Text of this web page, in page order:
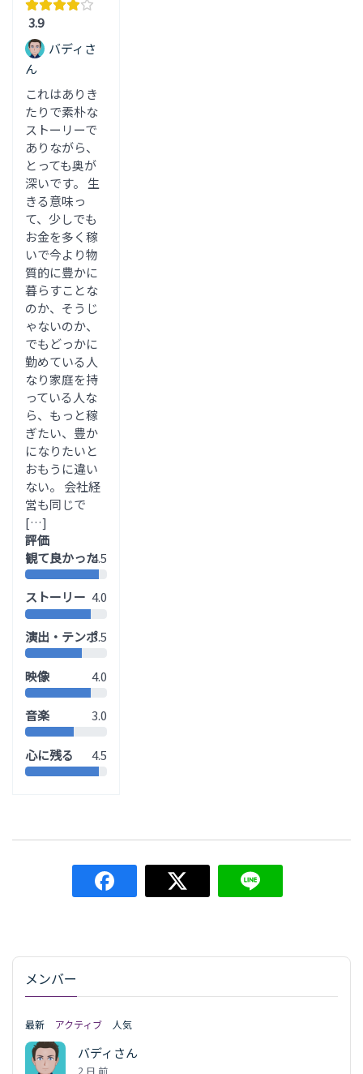
3.9
バディさ
ん
これはありき
たりで素朴な
ストーリーで
ありながら、
とっても奥が
深いです。 生
きる意味っ
て、少しでも
お金を多く稼
いで今より物
質的に豊かに
暮らすことな
のか、そうじ
ゃないのか、
でもどっかに
勤めている人
なり家庭を持
っている人な
ら、もっと稼
ぎたい、豊か
になりたいと
おもうに違い
ない。 会社経
営も同じで
[…]
評価
観て良かった4.5
ストーリー 4.0
演出・テンポ3.5
映像 4.0
音楽 3.0
心に残る 4.5
メンバー
最新 アクティブ 人気
バディさん
2 日 前